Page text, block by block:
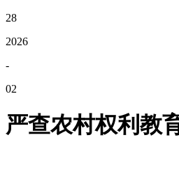
28
2026
-
02
严查农村权利教